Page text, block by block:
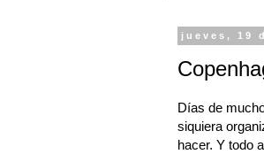
jueves, 19
Días de
siquiera
hacer. Y todo